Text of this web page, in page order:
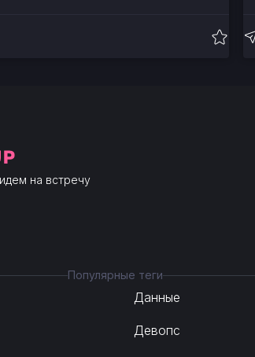
на встречу
Популярные теги
Данные
Девопс